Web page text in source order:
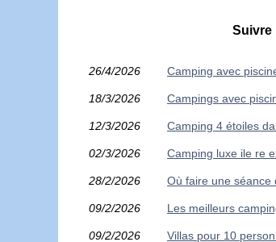
Suivre
26/4/2026 Camping avec
18/3/2026 Campings avec
12/3/2026 Camping 4 étoiles
02/3/2026 Camping luxe ile re
28/2/2026 Où faire une séance
09/2/2026 Les meilleurs
09/2/2026 Villas pour 10